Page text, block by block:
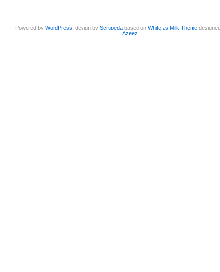
Powered byWordPress , design byScrupeda based onWhite as Milk Theme
Azeez